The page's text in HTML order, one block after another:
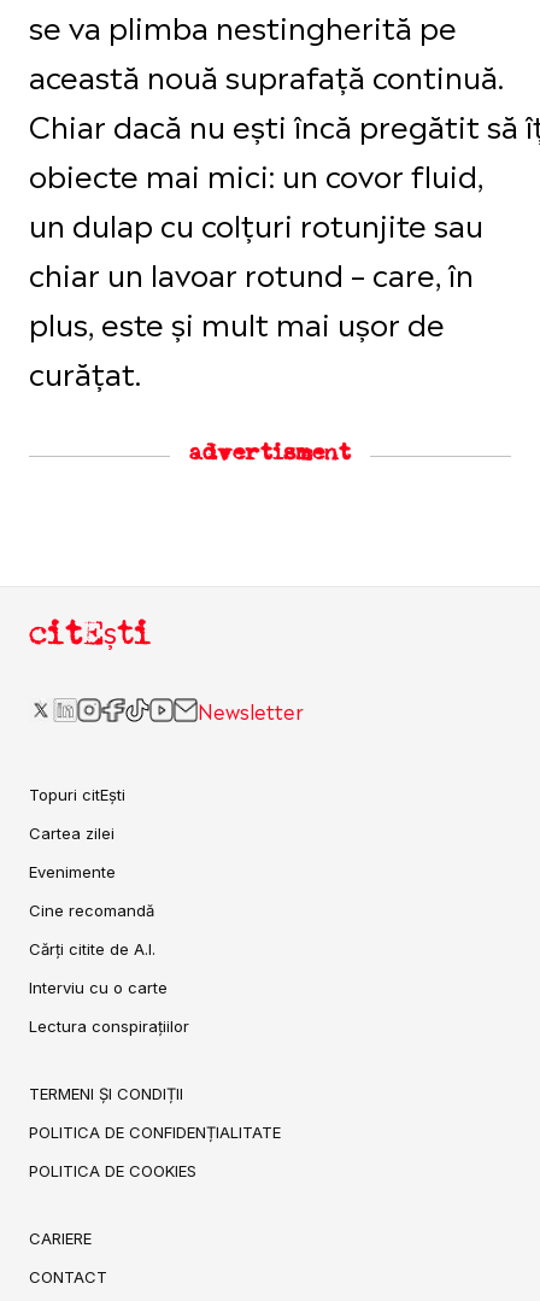
se va plimba nestingherită pe
această nouă suprafață continuă.
Chiar dacă nu ești încă pregătit
obiecte mai mici: un covor fluid,
un dulap cu colțuri rotunjite sau
chiar un lavoar rotund – care, în
plus, este și mult mai ușor de
curățat.
advertisment
citEști
Newsletter
Topuri citEști
Cartea zilei
Evenimente
Cine recomandă
Cărți citite de A.I.
Interviu cu o carte
Lectura conspirațiilor
TERMENI ȘI CONDIȚII
POLITICA DE CONFIDENȚIALITATE
POLITICA DE COOKIES
CARIERE
CONTACT